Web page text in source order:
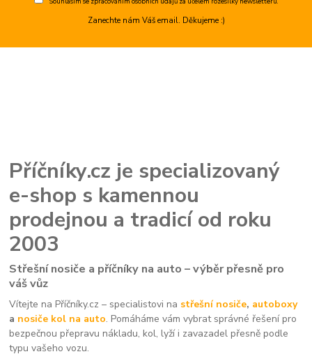
Zanechte nám Váš email. Děkujeme :)
Příčníky.cz je specializovaný
e-shop s kamennou
prodejnou a tradicí od roku
2003
Střešní nosiče a příčníky na auto – výběr přesně pro
váš vůz
Vítejte na Příčníky.cz – specialistovi na střešní nosiče, autoboxy
a nosiče kol na auto. Pomáháme vám vybrat správné řešení pro
bezpečnou přepravu nákladu, kol, lyží i zavazadel přesně podle
typu vašeho vozu.